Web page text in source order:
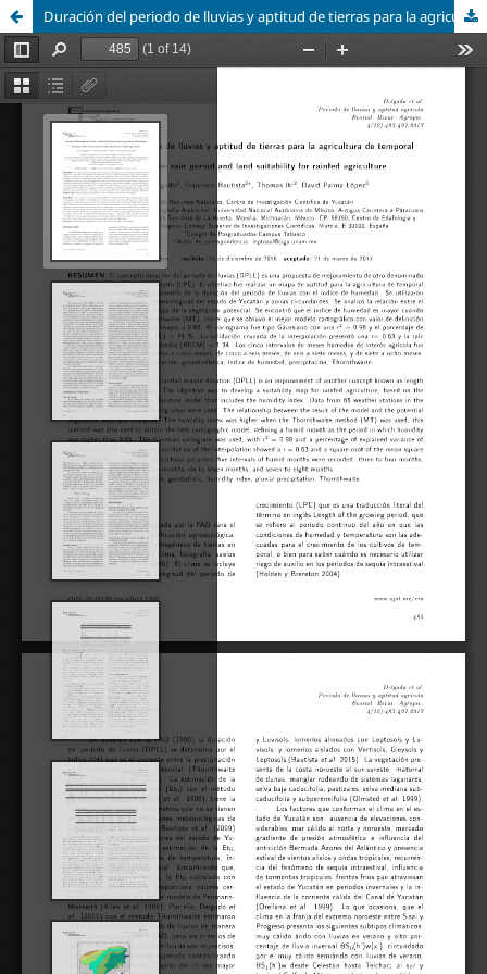
Duración del periodo de lluvias y aptitud de tierras para la agricultura de temporal